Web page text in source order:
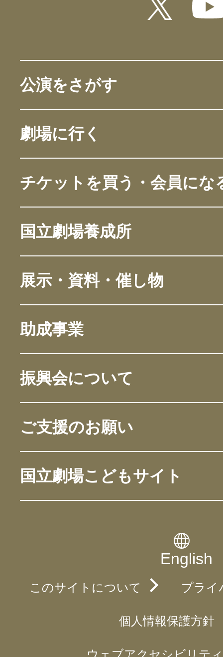
公演をさがす
劇場に行く
チケットを買う・会員にな
国立劇場養成所
展示・資料・催し物
助成事業
振興会について
ご支援のお願い
国立劇場こどもサイト
English
このサイトについて プライ
個人情報保護方針
ウェブアクセシビリテ